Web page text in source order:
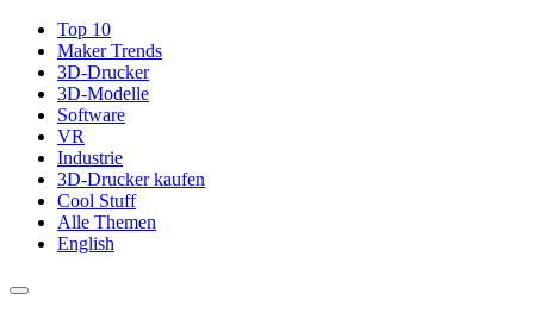
Top 10
Maker Trends
3D-Drucker
3D-Modelle
Software
VR
Industrie
3D-Drucker kaufen
Cool Stuff
Alle Themen
English